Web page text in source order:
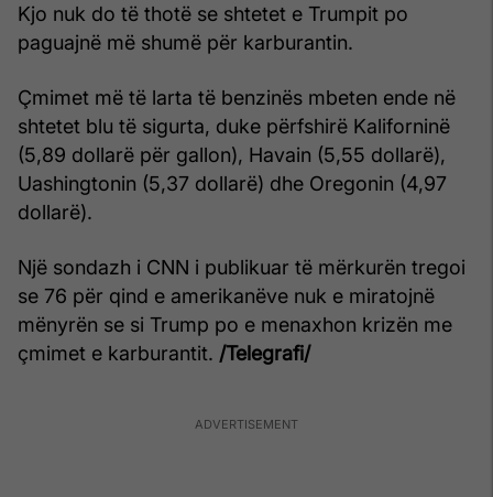
Kjo nuk do të thotë se shtetet e Trumpit po
paguajnë më shumë për karburantin.
Çmimet më të larta të benzinës mbeten ende në
shtetet blu të sigurta, duke përfshirë Kaliforninë
(5,89 dollarë për gallon), Havain (5,55 dollarë),
Uashingtonin (5,37 dollarë) dhe Oregonin (4,97
dollarë).
Një sondazh i CNN i publikuar të mërkurën tregoi
se 76 për qind e amerikanëve nuk e miratojnë
mënyrën se si Trump po e menaxhon krizën me
çmimet e karburantit. /Telegrafi/